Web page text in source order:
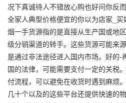
况下真诚待人不错放心购也好问你反
全家人典型价格便宜的你以为店家_
烟一手货源指的是直接从生产国或地
级分销渠道的转手。这些货源可能来
是通过非法途径进入国内市场。好的-
国的法律，可能需要支付一定的关税
付流程，可以避免在收货时遇到麻烦
几十个以及的这些平台还提供快速的